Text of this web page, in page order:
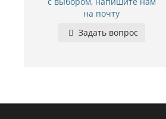
на почту
Задать вопрос